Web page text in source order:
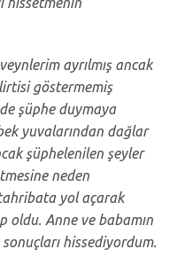
ayrılmış ancak
göstermemiş
şüphe duymaya
yuvalarından dağlar
şüphelenilen şeyler
neden
yol açarak
oldu. Anne ve babamın
hissediyordum.